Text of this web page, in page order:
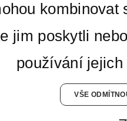
kombinovat
jim poskytli
používání
VŠE